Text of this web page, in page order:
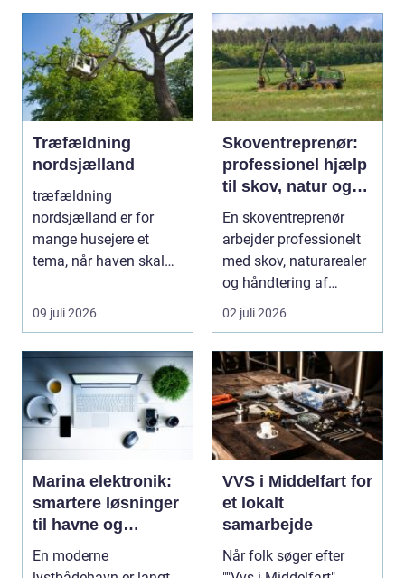
Træfældning
nordsjælland
træfældning
nordsjælland er for
mange husejere et
tema, når haven skal
skal ...
09 juli 2026
Skoventreprenør:
professionel hjælp
til skov, natur og
træopgaver
En skoventreprenør
arbejder professionelt
med skov, naturarealer
og håndtering af
tr&ae...
02 juli 2026
Marina elektronik:
smartere løsninger
til havne og
bådejere
En moderne
VVS i Middelfart for
et lokalt
samarbejde
Når folk søger efter